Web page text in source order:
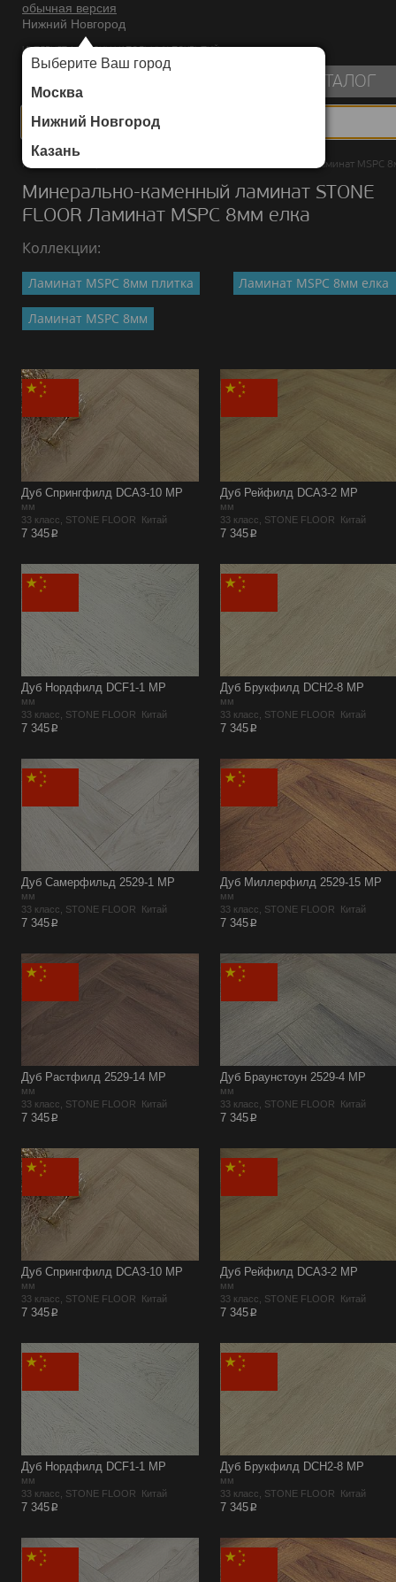
обычная версия
Нижний Новгород
Выберите Ваш город
Москва
Нижний Новгород
Казань
ИНТЕРНЕТ-МАГАЗИН НАПОЛЬНЫХ ПОКРЫТИЙ
КАТАЛОГ
Каталог Ламинат MSPC
Минерально-каменный ламинат STONE
FLOOR Ламинат MSPC 8мм елка
Коллекции:
Ламинат MSPC 8мм плитка Ламинат MSPC 8мм елка
Ламинат MSPC 8мм
Дуб Спрингфилд DCA3-10 MР
мм
33 класс, STONE FLOOR Китай
7 345p
Дуб Рейфилд DCA3-2 MР
мм
33 класс, STONE FLOOR Китай
7 345p
Дуб Нордфилд DCF1-1 MР
мм
33 класс, STONE FLOOR Китай
7 345p
Дуб Брукфилд DCH2-8 MР
мм
33 класс, STONE FLOOR Китай
7 345p
Дуб Самерфильд 2529-1 MР
мм
33 класс, STONE FLOOR Китай
7 345p
Дуб Миллерфилд 2529-15 MР
мм
33 класс, STONE FLOOR Китай
7 345p
Дуб Растфилд 2529-14 MР
мм
33 класс, STONE FLOOR Китай
7 345p
Дуб Браунстоун 2529-4 MР
мм
33 класс, STONE FLOOR Китай
7 345p
Дуб Спрингфилд DCA3-10 MР
мм
33 класс, STONE FLOOR Китай
7 345p
Дуб Рейфилд DCA3-2 MР
мм
33 класс, STONE FLOOR Китай
7 345p
Дуб Нордфилд DCF1-1 MР
мм
33 класс, STONE FLOOR Китай
7 345p
Дуб Брукфилд DCH2-8 MР
мм
33 класс, STONE FLOOR Китай
7 345p